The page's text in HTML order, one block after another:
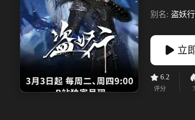
别名: 盗妖
立
6.2
评分